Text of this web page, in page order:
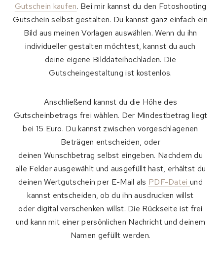
Gutschein kaufen. Bei mir kannst du den Fotoshooting
Gutschein selbst gestalten. Du kannst ganz einfach ein
Bild aus meinen Vorlagen auswählen. Wenn du ihn
individueller gestalten möchtest, kannst du auch
deine eigene Bilddateihochladen. Die
Gutscheingestaltung ist kostenlos.
Anschließend kannst du die Höhe des
Gutscheinbetrags frei wählen. Der Mindestbetrag liegt
bei 15 Euro. Du kannst zwischen vorgeschlagenen
Beträgen entscheiden, oder
deinen Wunschbetrag selbst eingeben. Nachdem du
alle Felder ausgewählt und ausgefüllt hast, erhältst du
deinen Wertgutschein per E-Mail als PDF-Datei und
kannst entscheiden, ob du ihn ausdrucken willst
oder digital verschenken willst. Die Rückseite ist frei
und kann mit einer persönlichen Nachricht und deinem
Namen gefüllt werden.